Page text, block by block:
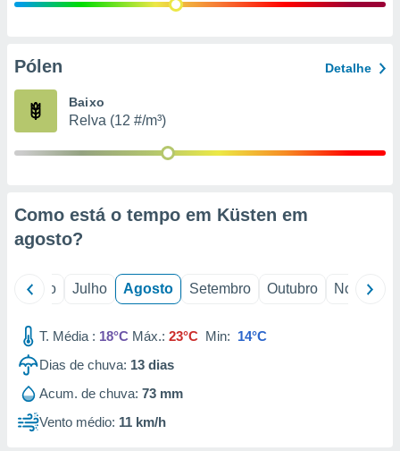
e
de
Pólen Detalhe
Baixo
Relva (12 #/m³)
Como está o tempo em Küsten em
agosto?
Junho Julho Agosto Setembro Outubro Novembro
T. Média : 18°C Máx.: 23°C Min: 14°C
Dias de chuva: 13 dias
Acum. de chuva: 73 mm
Vento médio: 11 km/h